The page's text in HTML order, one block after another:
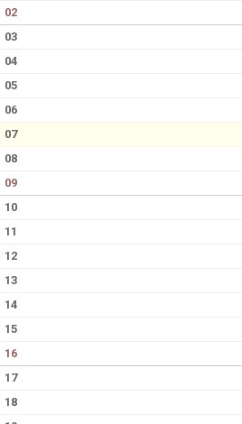
KONTAKT
02
03
04
05
06
07
08
09
10
11
12
13
14
15
16
17
18